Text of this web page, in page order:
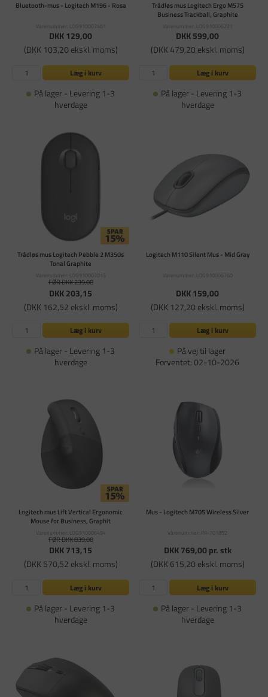
Bluetooth-mus - Logitech M196 - Rosa
Varenummer: LOG910007461
DKK 129,00
(DKK 103,20 ekskl. moms)
Læg i kurv
På lager - Levering 1-3
hverdage
Trådløs mus Logitech Ergo M575
Business Trackball, Graphite
Varenummer: LOG910006221
DKK 599,00
(DKK 479,20 ekskl. moms)
Læg i kurv
På lager - Levering 1-3
hverdage
Trådløs mus Logitech Pebble 2 M350s
Tonal Graphite
Varenummer: LOG910007015
FØR DKK 239,00
DKK 203,15
(DKK 162,52 ekskl. moms)
Læg i kurv
På lager - Levering 1-3
hverdage
Logitech M110 Silent Mus - Mid Gray
Varenummer: LOG910006760
DKK 159,00
(DKK 127,20 ekskl. moms)
Læg i kurv
På vej til lager
Forventet: 02-10-2026
Logitech mus Lift Vertical Ergonomic
Mouse for Business, Graphit
Varenummer: LOG910006494
FØR DKK 839,00
DKK 713,15
(DKK 570,52 ekskl. moms)
Læg i kurv
På lager - Levering 1-3
hverdage
Mus - Logitech M705 Wireless Silver
Varenummer: PA-701852
DKK 769,00pr. stk
(DKK 615,20 ekskl. moms)
Læg i kurv
På lager - Levering 1-3
hverdage